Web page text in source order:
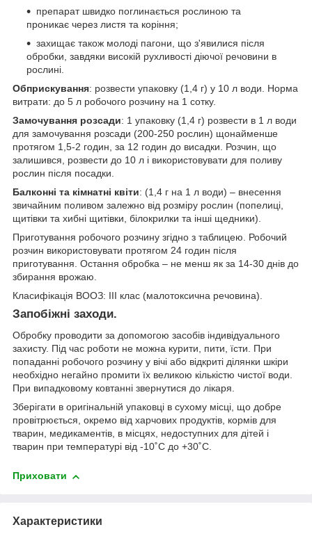
препарат швидко поглинається рослиною та
проникає через листя та коріння;
захищає також молоді пагони, що з'явилися після
обробки, завдяки високій рухливості діючої речовини в
рослині.
Обприскування: розвести упаковку (1,4 г) у 10 л води. Норма
витрати: до 5 л робочого розчину на 1 сотку.
Замочування розсади: 1 упаковку (1,4 г) розвести в 1 л води
для замочування розсади (200-250 рослин) щонайменше
протягом 1,5-2 годин, за 12 годин до висадки. Розчин, що
залишився, розвести до 10 л і використовувати для поливу
рослин після посадки.
Балконні та кімнатні квіти: (1,4 г на 1 л води) – внесення
звичайним поливом залежно від розміру рослин (попелиці,
щитівки та хибні щитівки, білокрилки та інші щедники).
Приготування робочого розчину згідно з таблицею. Робочий
розчин використовувати протягом 24 годин після
приготування. Остання обробка – не менш як за 14-30 днів до
збирання врожаю.
Класифікація ВООЗ: ІІІ клас (малотоксична речовина).
Запобіжні заходи.
Обробку проводити за допомогою засобів індивідуального
захисту. Під час роботи не можна курити, пити, їсти. При
попаданні робочого розчину у вічі або відкриті ділянки шкіри
необхідно негайно промити їх великою кількістю чистої води.
При випадковому ковтанні звернутися до лікаря.
Зберігати в оригінальній упаковці в сухому місці, що добре
провітрюється, окремо від харчових продуктів, кормів для
тварин, медикаментів, в місцях, недоступних для дітей і
тварин при температурі від -10˚С до +30˚С.
Приховати
Характеристики